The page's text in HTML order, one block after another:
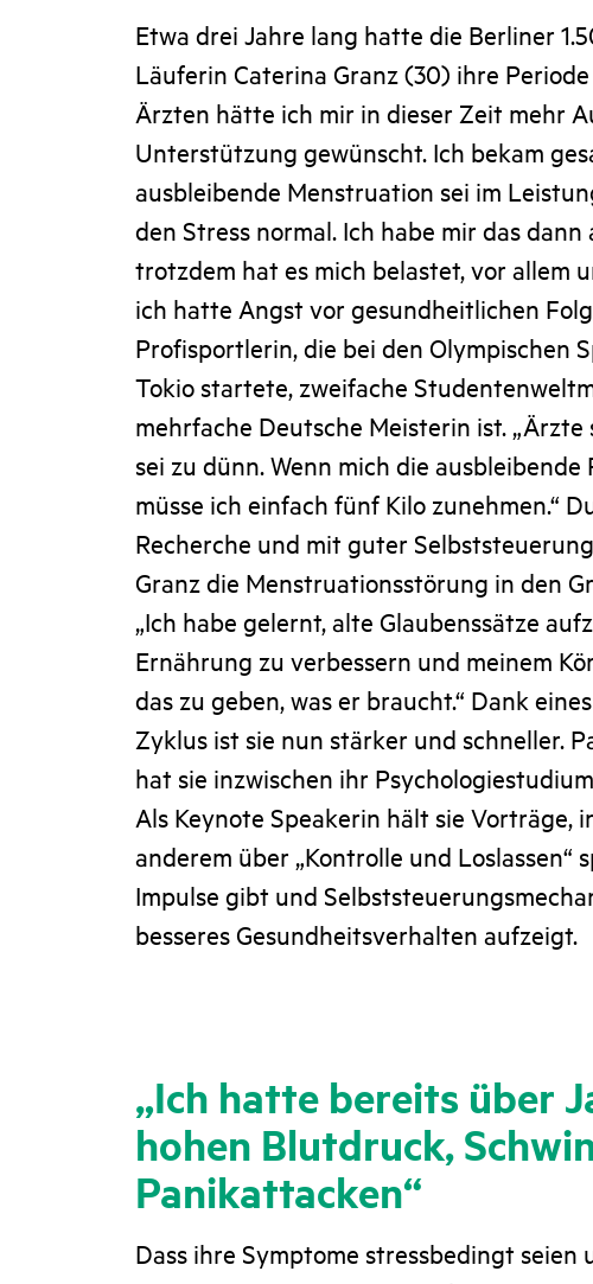
Etwa drei Jahre lang hatte die Berliner
Läuferin Caterina Granz (30) ihre Periode
Ärzten hätte ich mir in dieser Zeit mehr
Unterstützung gewünscht. Ich bekam
ausbleibende Menstruation sei im
den Stress normal. Ich habe mir das
trotzdem hat es mich belastet, vor allem
ich hatte Angst vor gesundheitlichen
Profisportlerin, die bei den Olympischen
Tokio startete, zweifache
mehrfache Deutsche Meisterin ist. „Ärzte
sei zu dünn. Wenn mich die ausbleibende
müsse ich einfach fünf Kilo zunehmen.“
Recherche und mit guter
Granz die Menstruationsstörung in den
„Ich habe gelernt, alte Glaubenssätze
Ernährung zu verbessern und meinem
das zu geben, was er braucht.“ Dank
Zyklus ist sie nun stärker und schneller.
hat sie inzwischen ihr
Als Keynote Speakerin hält sie Vorträge,
anderem über „Kontrolle und Loslassen“
Impulse gibt und
besseres Gesundheitsverhalten aufzeigt.
„Ich hatte bereits über
hohen Blutdruck,
Panikattacken“
Dass ihre Symptome stressbedingt seien